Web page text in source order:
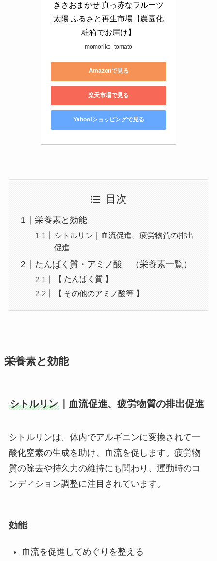
きさおまかせ 真っ赤なフルーツ
太陽 ふるさと再生市場【農園化
粧箱でお届け】
momoriko_tomato
Amazonで見る
楽天市場で見る
Yahoo!ショッピングで見る
目次
栄養素と効能
シトルリン｜血流促進、疲労物質の排出
促進
たんぱく質・アミノ酸 （栄養素一覧）
【 たんぱく質 】
【 その他のアミノ酸等 】
栄養素と効能
シトルリン｜血流促進、疲労物質の排出促進
シトルリンは、体内でアルギニンに変換されて一
酸化窒素の生成を助け、血流を促します。疲労物
質の除去や持久力の維持にも関わり、運動時のコ
ンディション調整に注目されています。
効能
血流を促進してめぐりを整える